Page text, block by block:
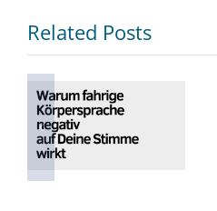
Related Posts
Warum fahrige
Körpersprache
negativ auf
Deine Stimme